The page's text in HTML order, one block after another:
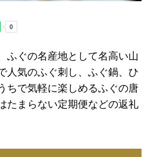
ふぐの名産地として名高い山
人気のふぐ刺し、ふぐ鍋、ひ
ちで気軽に楽しめるふぐの唐
たまらない定期便などの返礼